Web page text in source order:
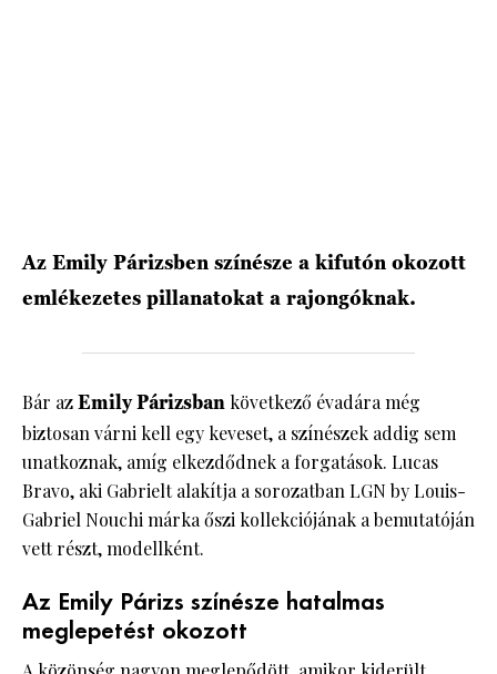
Az Emily Párizsben színésze a kifutón okozott
emlékezetes pillanatokat a rajongóknak.
Bár azEmily Párizsban következő évadára még
biztosan várni kell egy keveset, a színészek addig sem
unatkoznak, amíg elkezdődnek a forgatások. Lucas
Bravo, aki Gabrielt alakítja a sorozatban LGN by Louis-
Gabriel Nouchi márka őszi kollekciójának a bemutatóján
vett részt, modellként.
Az Emily Párizs színésze hatalmas
meglepetést okozott